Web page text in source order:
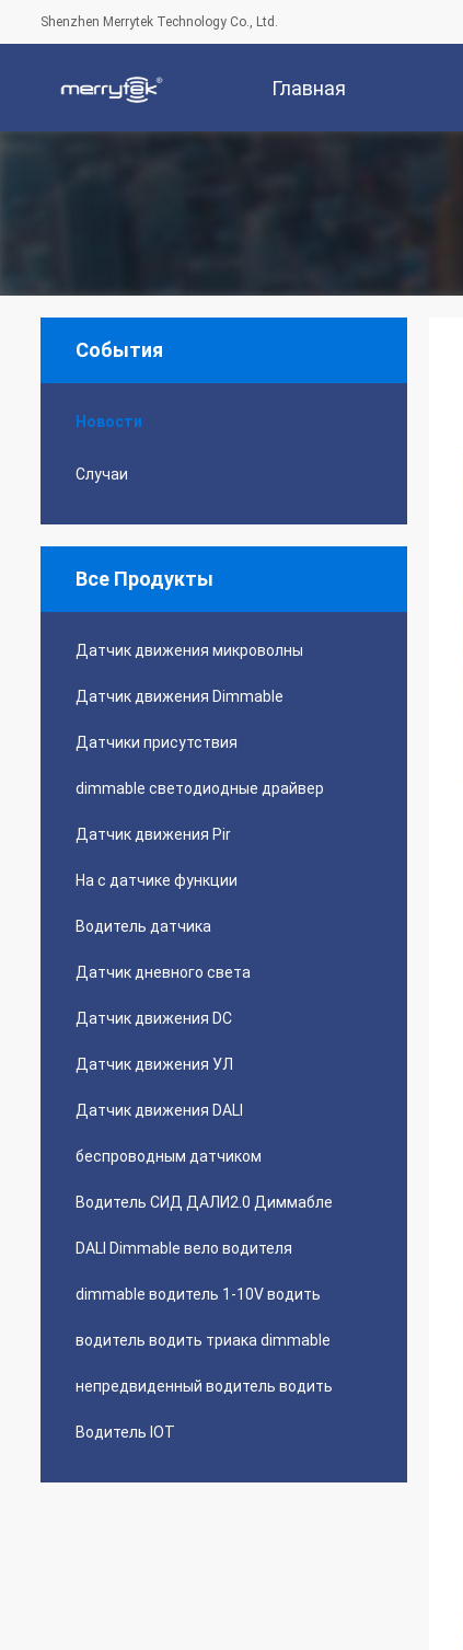
Shenzhen Merrytek Technology Co., Ltd.
Главная
События
Новости
Случаи
Все Продукты
Датчик движения микроволны
Датчик движения Dimmable
Датчики присутствия
dimmable светодиодные драйвер
Датчик движения Pir
На с датчике функции
Водитель датчика
Датчик дневного света
Датчик движения DC
Датчик движения УЛ
Датчик движения DALI
беспроводным датчиком
Водитель СИД ДАЛИ2.0 Диммабле
DALI Dimmable вело водителя
dimmable водитель 1-10V водить
водитель водить триака dimmable
непредвиденный водитель водить
Водитель IOT